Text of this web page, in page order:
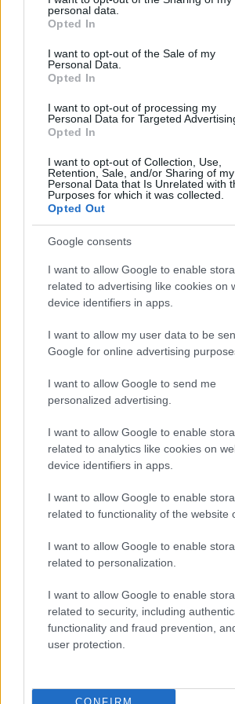
grant or deny consent to Google and its
use your data for below specified
consent section.
personal data.
Opted In
I want to opt-out of the Sale of my
Personal Data.
Opted In
I want to opt-out of processing my
Personal Data for Targeted
Opted In
I want to opt-out of Collection, Use,
Retention, Sale, and/or Sharing of my
Personal Data that Is Unrelated with
Purposes for which it was collected.
Opted Out
Google consents
I want to allow Google to enable
related to advertising like cookies on
device identifiers in apps.
I want to allow my user data to be
Google for online advertising
I want to allow Google to send me
personalized advertising.
I want to allow Google to enable
related to analytics like cookies on
device identifiers in apps.
I want to allow Google to enable
related to functionality of the website
I want to allow Google to enable
related to personalization.
I want to allow Google to enable
related to security, including
functionality and fraud prevention,
user protection.
0%
Megosztás:
KAPCSOLÓDÓ
Amerikából tért vissza a PMFC saját
támadója
A 22 éves játékos az egyetemi bajnokságban
továbbjutáshoz